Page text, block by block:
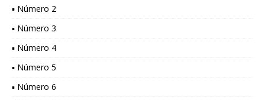
▪ Número 2
▪ Número 3
▪ Número 4
▪ Número 5
▪ Número 6